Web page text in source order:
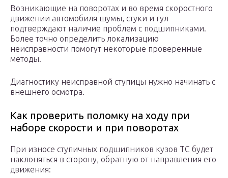
Возникающие на поворотах и во время скоростного
движении автомобиля шумы, стуки и гул
подтверждают наличие проблем с подшипниками.
Более точно определить локализацию
неисправности помогут некоторые проверенные
методы.
Диагностику неисправной ступицы нужно начинать с
внешнего осмотра.
Как проверить поломку на ходу при
наборе скорости и при поворотах
При износе ступичных подшипников кузов ТС будет
наклоняться в сторону, обратную от направления его
движения: